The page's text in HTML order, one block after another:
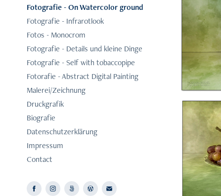
Fotografie - On Watercolor ground
Fotografie - Infrarotlook
Fotos - Monocrom
Fotografie - Details und kleine Dinge
Fotografie - Self with tobaccopipe
Fotorafie - Abstract Digital Painting
Malerei/Zeichnung
Druckgrafik
Biografie
Datenschutzerklärung
Impressum
Contact